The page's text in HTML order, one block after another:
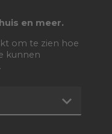
en meer.
om te zien hoe
kunnen